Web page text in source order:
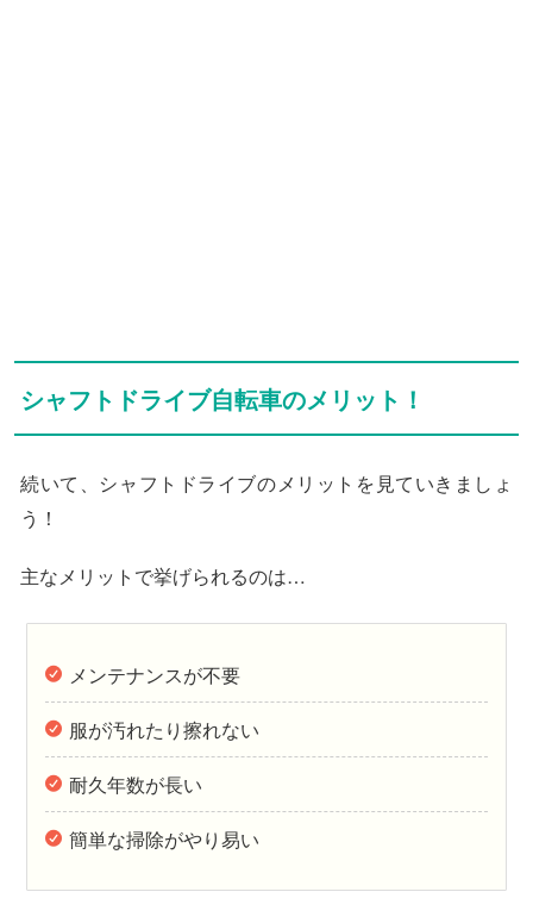
シャフトドライブ自転車のメリット！
続いて、シャフトドライブのメリットを見ていきましょ
う！
主なメリットで挙げられるのは…
メンテナンスが不要
服が汚れたり擦れない
耐久年数が長い
簡単な掃除がやり易い